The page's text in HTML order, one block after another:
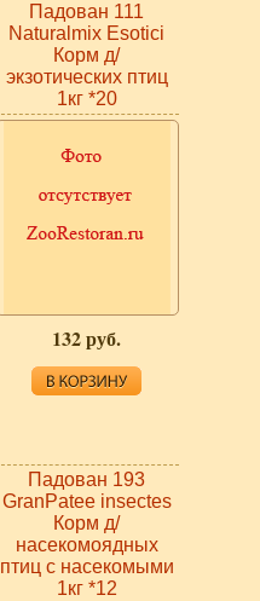
Падован 111
Naturalmix Esotici
Корм д/
экзотических птиц
1кг *20
132 руб.
Падован 193
GranPatee insectes
Корм д/
насекомоядных
птиц с насекомыми
1кг *12